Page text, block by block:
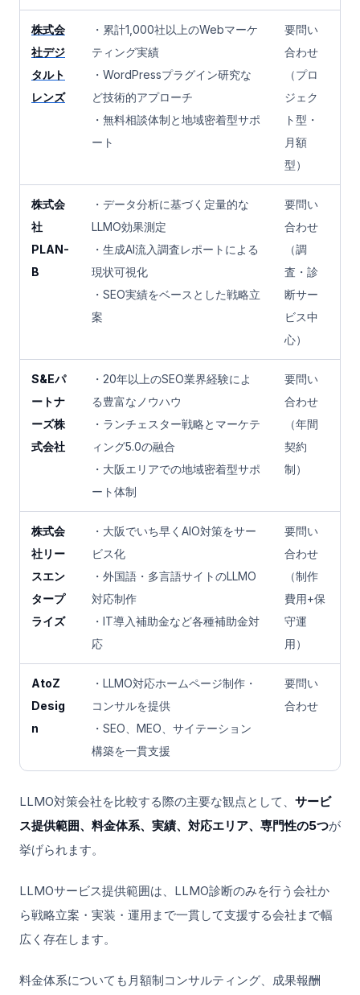
株式会
社デジ
タルト
レンズ
・累計1,000社以上のWebマーケ
ティング実績
・WordPressプラグイン研究な
ど技術的アプローチ
・無料相談体制と地域密着型サポ
ート
要問い
合わせ
（プロ
ジェク
ト型・
月額
型）
株式会
社
PLAN-
B
・データ分析に基づく定量的な
LLMO効果測定
・生成AI流入調査レポートによる
現状可視化
・SEO実績をベースとした戦略立
案
要問い
合わせ
（調
査・診
断サー
ビス中
心）
S&Eパ
ートナ
ーズ株
式会社
・20年以上のSEO業界経験によ
る豊富なノウハウ
・ランチェスター戦略とマーケテ
ィング5.0の融合
・大阪エリアでの地域密着型サポ
ート体制
要問い
合わせ
（年間
契約
制）
株式会
社リー
スエン
タープ
ライズ
・大阪でいち早くAIO対策をサー
ビス化
・外国語・多言語サイトのLLMO
対応制作
・IT導入補助金など各種補助金対
応
要問い
合わせ
（制作
費用+保
守運
用）
AtoZ
Desig
n
・LLMO対応ホームページ制作・
コンサルを提供
・SEO、MEO、サイテーション
構築を一貫支援
要問い
合わせ
LLMO対策会社を比較する際の主要な観点として、 サービ
ス提供範囲、料金体系、実績、対応エリア、専門性の5つが
挙げられます。
LLMOサービス提供範囲は、LLMO診断のみを行う会社か
ら戦略立案・実装・運用まで一貫して支援する会社まで幅
広く存在します。
料金体系についても月額制コンサルティング、成果報酬